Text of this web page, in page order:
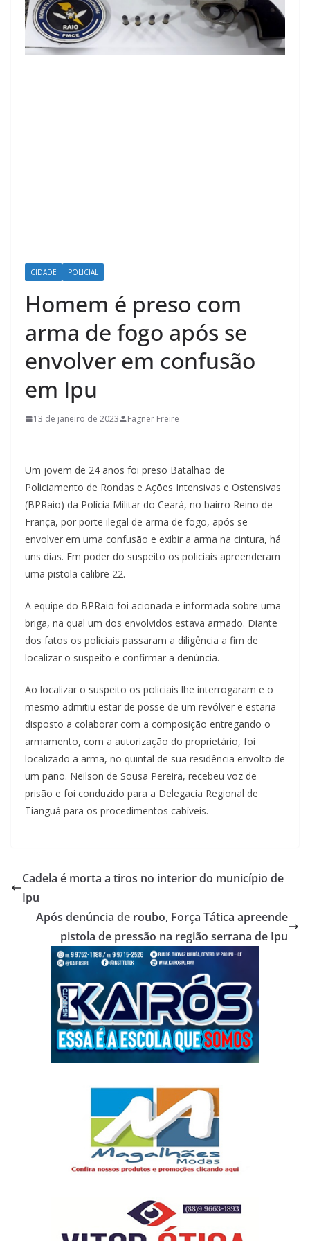
CIDADE POLICIAL
Homem é preso com
arma de fogo após se
envolver em confusão
em Ipu
13 de janeiro de 2023 Fagner Freire
Um jovem de 24 anos foi preso Batalhão de
Policiamento de Rondas e Ações Intensivas e Ostensivas
(BPRaio) da Polícia Militar do Ceará, no bairro Reino de
França, por porte ilegal de arma de fogo, após se
envolver em uma confusão e exibir a arma na cintura, há
uns dias. Em poder do suspeito os policiais apreenderam
uma pistola calibre 22.
A equipe do BPRaio foi acionada e informada sobre uma
briga, na qual um dos envolvidos estava armado. Diante
dos fatos os policiais passaram a diligência a fim de
localizar o suspeito e confirmar a denúncia.
Ao localizar o suspeito os policiais lhe interrogaram e o
mesmo admitiu estar de posse de um revólver e estaria
disposto a colaborar com a composição entregando o
armamento, com a autorização do proprietário, foi
localizado a arma, no quintal de sua residência envolto de
um pano. Neilson de Sousa Pereira, recebeu voz de
prisão e foi conduzido para a Delegacia Regional de
Tianguá para os procedimentos cabíveis.
Cadela é morta a tiros no interior do município de
Ipu
Após denúncia de roubo, Força Tática apreende
pistola de pressão na região serrana de Ipu